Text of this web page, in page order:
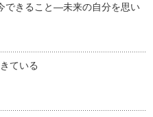
できること―未来の自分を思い
ている